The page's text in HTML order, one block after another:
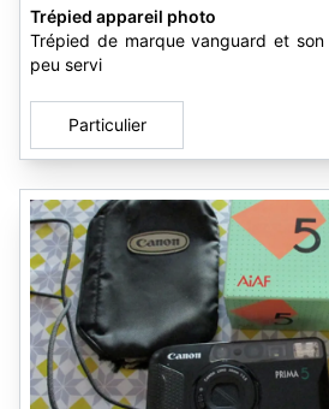
Trépied appareil photo
Trépied de marque vanguard et
peu servi
Particulier